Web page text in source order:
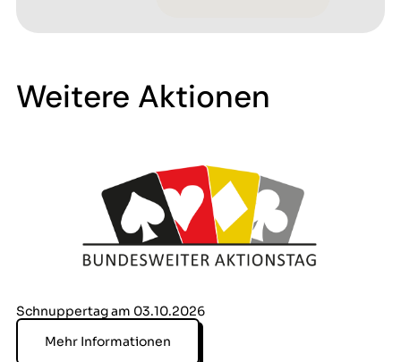
Weitere Aktionen
Schnuppertag am 03.10.2026
Mehr Informationen